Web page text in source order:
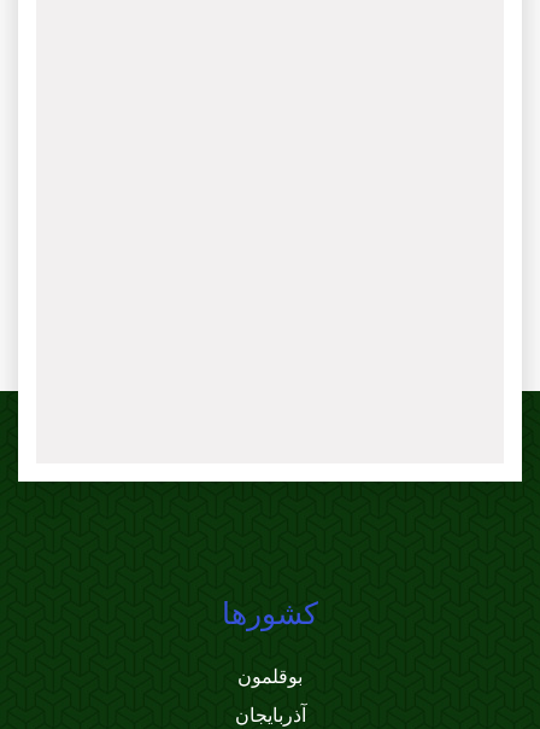
کشورها
بوقلمون
آذربایجان